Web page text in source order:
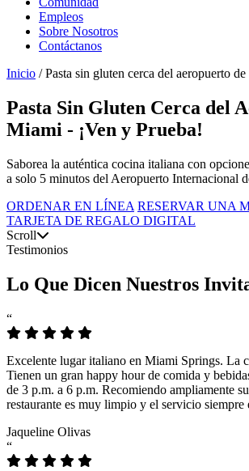
Empleos
Sobre Nosotros
Contáctanos
Inicio / Pasta sin gluten cerca del aeropuerto
Pasta Sin Gluten Cerca del
Miami - ¡Ven y Prueba!
Saborea la auténtica cocina italiana con
a solo 5 minutos del Aeropuerto Internacional
ORDENAR EN LÍNEA RESERVAR UNA
TARJETA DE REGALO DIGITAL
Scroll
Testimonios
Lo Que Dicen Nuestros
“
Excelente lugar italiano en Miami Springs. La
Tienen un gran happy hour de comida y
de 3 p.m. a 6 p.m. Recomiendo ampliamente
restaurante es muy limpio y el servicio siempre
Jaqueline Olivas
“